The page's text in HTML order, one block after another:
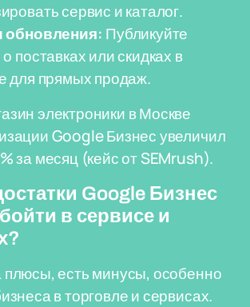
сервис и каталог.
обновления: Публикуйте
поставках или скидках в
для прямых продаж.
электроники в Москве
Google Бизнес увеличил
за месяц (кейс от SEMrush).
Google Бизнес
в сервисе и
есть минусы, особенно
в торговле и сервисах.